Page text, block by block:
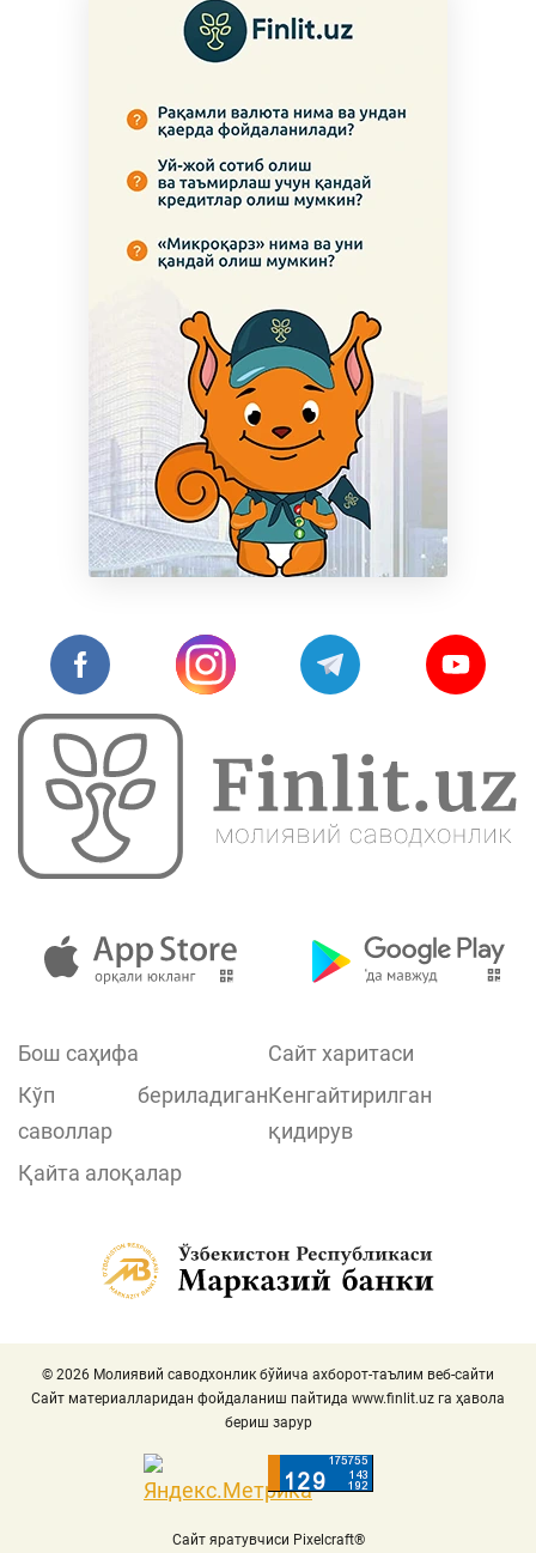
Бош саҳифа
Сайт харитаси
Кўп бериладиган
саволлар
Кенгайтирилган
қидирув
Қайта алоқалар
© 2026 Молиявий саводхонлик бўйича ахборот-таълим веб-сайти
Сайт материалларидан фойдаланиш пайтида www.finlit.uz га ҳавола
бериш зарур
Сайт яратувчиси Pixelcraft®